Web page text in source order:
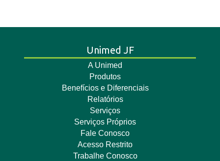
Unimed JF
A Unimed
Produtos
Benefícios e Diferenciais
Relatórios
Serviços
Serviços Próprios
Fale Conosco
Acesso Restrito
Trabalhe Conosco